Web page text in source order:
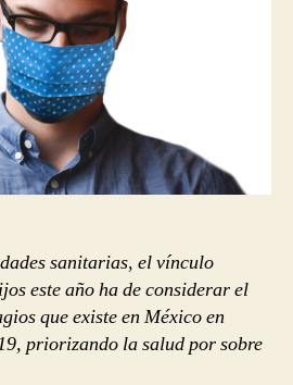
sanitarias, el vínculo
este año ha de considerar el
que existe en México en
priorizando la salud por sobre